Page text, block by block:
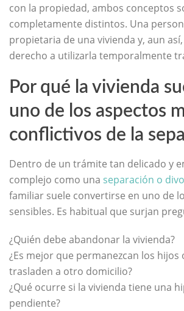
con la propiedad, ambos conceptos
completamente distintos. Una
propietaria de una vivienda y, aun
derecho a utilizarla temporalmente
Por qué la vivienda
uno de los aspectos
conflictivos de la
Dentro de un trámite tan delicado y
complejo como una separación o
familiar suele convertirse en uno de
sensibles. Es habitual que surjan
¿Quién debe abandonar la vivienda?
¿Es mejor que permanezcan los hijos
trasladen a otro domicilio?
¿Qué ocurre si la vivienda tiene una
pendiente?